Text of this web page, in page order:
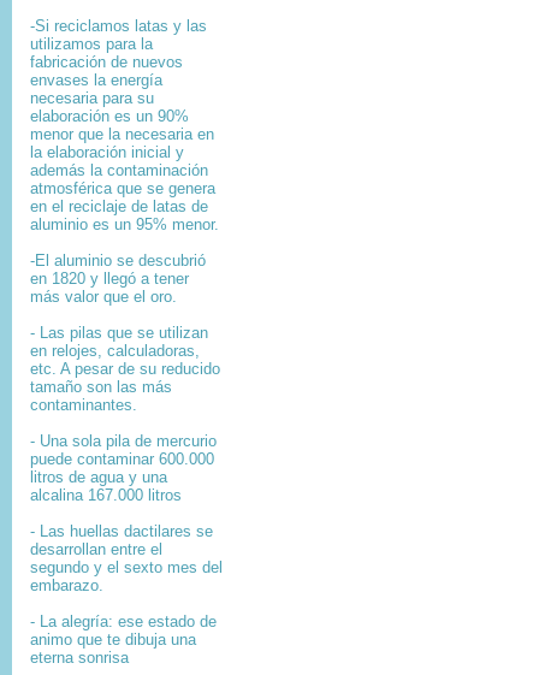
-Si reciclamos latas y las
utilizamos para la
fabricación de nuevos
envases la energía
necesaria para su
elaboración es un 90%
menor que la necesaria en
la elaboración inicial y
además la contaminación
atmosférica que se genera
en el reciclaje de latas de
aluminio es un 95% menor.
-El aluminio se descubrió
en 1820 y llegó a tener
más valor que el oro.
- Las pilas que se utilizan
en relojes, calculadoras,
etc. A pesar de su reducido
tamaño son las más
contaminantes.
- Una sola pila de mercurio
puede contaminar 600.000
litros de agua y una
alcalina 167.000 litros
- Las huellas dactilares se
desarrollan entre el
segundo y el sexto mes del
embarazo.
- La alegría: ese estado de
animo que te dibuja una
eterna sonrisa